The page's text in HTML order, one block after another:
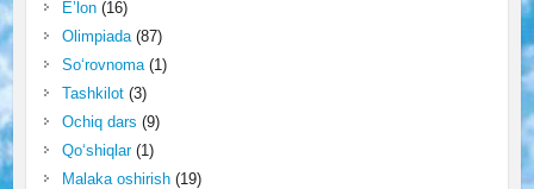
E’lon(16)
Olimpiada(87)
So‘rovnoma(1)
Tashkilot(3)
Ochiq dars (9)
Qo‘shiqlar(1)
Malaka oshirish(19)